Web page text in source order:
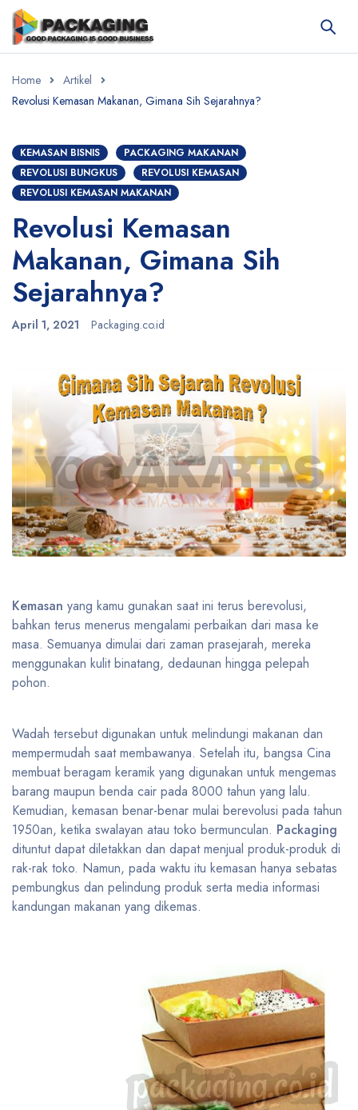
Home
Artikel
Revolusi Kemasan Makanan, Gimana Sih Sejarahnya?
KEMASAN BISNIS
PACKAGING MAKANAN
REVOLUSI BUNGKUS
REVOLUSI KEMASAN
REVOLUSI KEMASAN MAKANAN
Revolusi Kemasan
Makanan, Gimana Sih
Sejarahnya?
April 1, 2021 Packaging.co.id
Kemasan yang kamu gunakan saat ini terus berevolusi,
bahkan terus menerus mengalami perbaikan dari masa ke
masa. Semuanya dimulai dari zaman prasejarah, mereka
menggunakan kulit binatang, dedaunan hingga pelepah
pohon.
Wadah tersebut digunakan untuk melindungi makanan dan
mempermudah saat membawanya. Setelah itu, bangsa Cina
membuat beragam keramik yang digunakan untuk mengemas
barang maupun benda cair pada 8000 tahun yang lalu.
Kemudian, kemasan benar-benar mulai berevolusi pada tahun
1950an, ketika swalayan atau toko bermunculan. Packaging
dituntut dapat diletakkan dan dapat menjual produk-produk di
rak-rak toko. Namun, pada waktu itu kemasan hanya sebatas
pembungkus dan pelindung produk serta media informasi
kandungan makanan yang dikemas.